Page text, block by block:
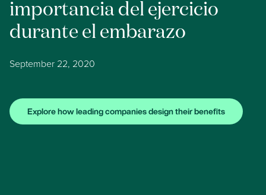
importancia del ejercicio
durante el embarazo
September 22, 2020
Explore how leading companies design their benefits